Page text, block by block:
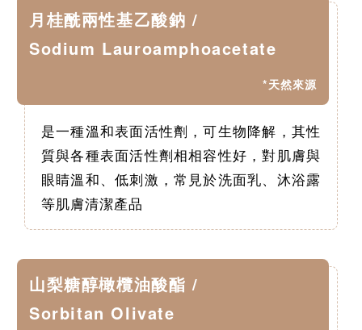
月桂酰兩性基乙酸鈉 /
Sodium Lauroamphoacetate
*天然來源
是一種溫和表面活性劑，可生物降解，其性
質與各種表面活性劑相相容性好，對肌膚與
眼睛溫和、低刺激，常見於洗面乳、沐浴露
等肌膚清潔產品
山梨糖醇橄欖油酸酯 /
Sorbitan Olivate